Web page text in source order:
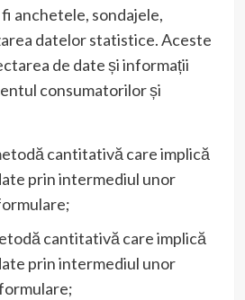
anchetele, sondajele,
datelor statistice. Aceste
de date și informații
consumatorilor și
cantitativă care implică
prin intermediul unor
cantitativă care implică
prin intermediul unor